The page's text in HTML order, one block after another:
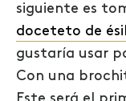
siguiente es
doceteto de
gustaría usar
Con una